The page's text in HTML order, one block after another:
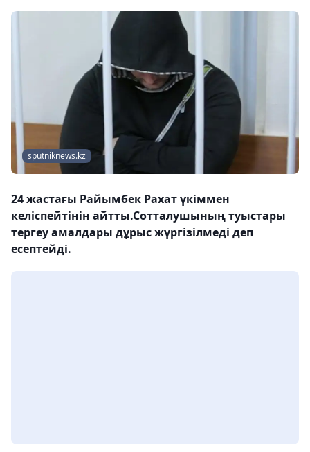
sputniknews.kz
24 жастағы Райымбек Рахат үкіммен
келіспейтінін айтты.Сотталушының туыстары
тергеу амалдары дұрыс жүргізілмеді деп
есептейді.